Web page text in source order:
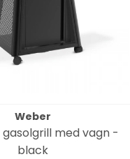
Weber
gasolgrill med vagn -
black